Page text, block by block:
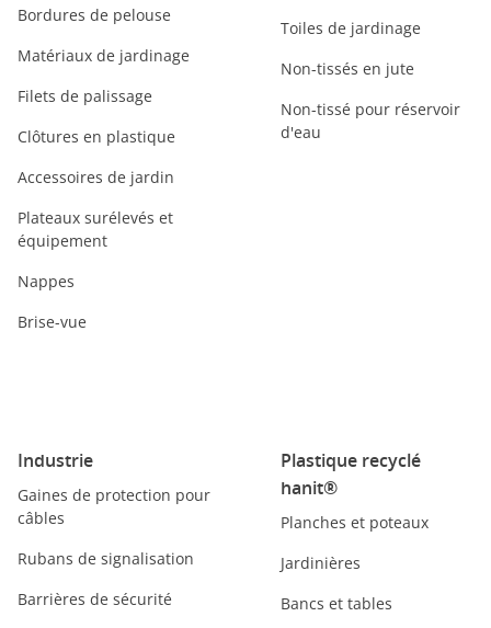
Bordures de pelouse
Matériaux de jardinage
Filets de palissage
Clôtures en plastique
Accessoires de jardin
Plateaux surélevés et
équipement
Nappes
Brise-vue
Toiles de jardinage
Non-tissés en jute
Non-tissé pour réservoir
d'eau
Industrie
Gaines de protection pour
câbles
Rubans de signalisation
Barrières de sécurité
Plastique recyclé
hanit®
Planches et poteaux
Jardinières
Bancs et tables